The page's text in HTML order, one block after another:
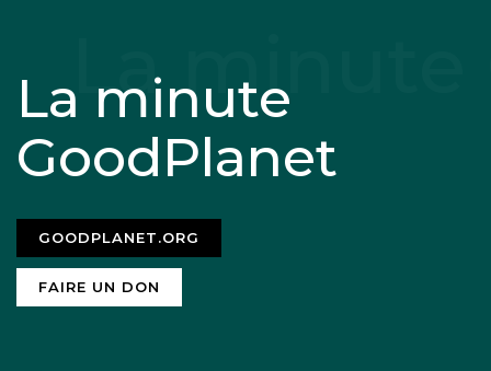
La minute
GoodPlanet
GOODPLANET.ORG
FAIRE UN DON